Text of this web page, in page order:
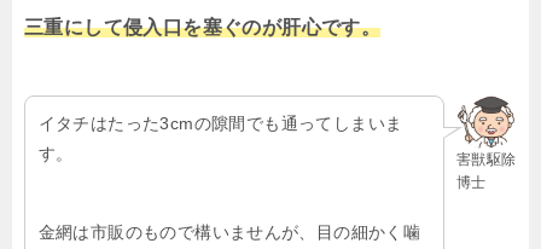
三重にして侵入口を塞ぐのが肝心です。
害獣駆除
博士
イタチはたった3cmの隙間でも通ってしまいま
す。
金網は市販のもので構いませんが、目の細かく噛